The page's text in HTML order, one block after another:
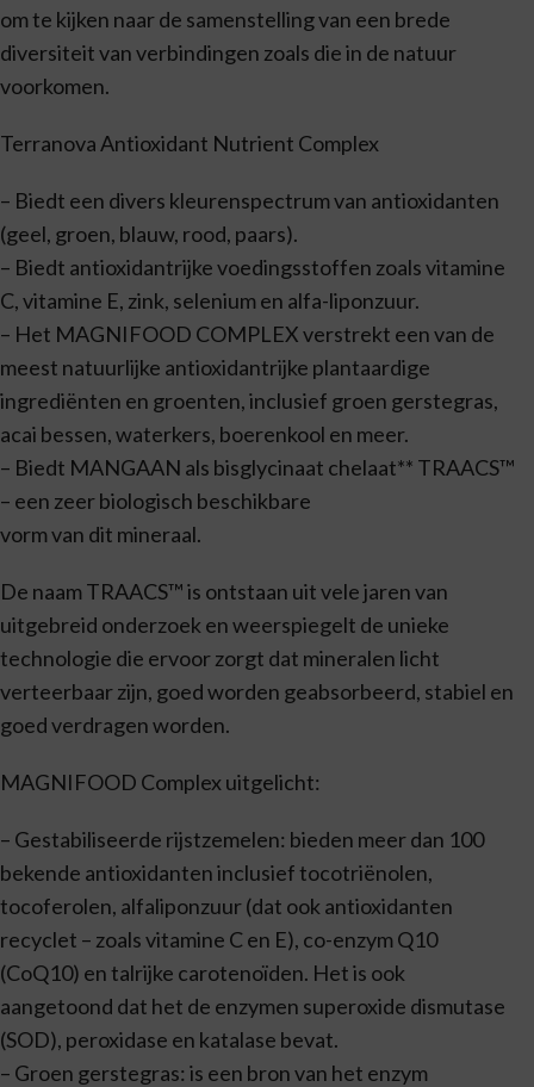
om te kijken naar de samenstelling van een brede
diversiteit van verbindingen zoals die in de natuur
voorkomen.
Terranova Antioxidant Nutrient Complex
– Biedt een divers kleurenspectrum van antioxidanten
(geel, groen, blauw, rood, paars).
– Biedt antioxidantrijke voedingsstoffen zoals vitamine
C, vitamine E, zink, selenium en alfa-liponzuur.
– Het MAGNIFOOD COMPLEX verstrekt een van de
meest natuurlijke antioxidantrijke plantaardige
ingrediënten en groenten, inclusief groen gerstegras,
acai bessen, waterkers, boerenkool en meer.
– Biedt MANGAAN als bisglycinaat chelaat** TRAACS™
– een zeer biologisch beschikbare
vorm van dit mineraal.
De naam TRAACS™ is ontstaan uit vele jaren van
uitgebreid onderzoek en weerspiegelt de unieke
technologie die ervoor zorgt dat mineralen licht
verteerbaar zijn, goed worden geabsorbeerd, stabiel en
goed verdragen worden.
MAGNIFOOD Complex uitgelicht:
– Gestabiliseerde rijstzemelen: bieden meer dan 100
bekende antioxidanten inclusief tocotriënolen,
tocoferolen, alfaliponzuur (dat ook antioxidanten
recyclet – zoals vitamine C en E), co-enzym Q10
(CoQ10) en talrijke carotenoïden. Het is ook
aangetoond dat het de enzymen superoxide dismutase
(SOD), peroxidase en katalase bevat.
– Groen gerstegras: is een bron van het enzym